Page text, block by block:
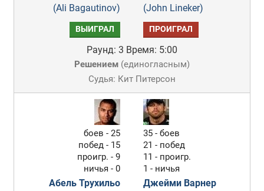
(Ali Bagautinov)
(John Lineker)
ВЫИГРАЛ ПРОИГРАЛ
Раунд: 3 Время: 5:00
Решением(единогласным)
Судья: Кит Питерсон
боев - 25
побед - 15
проигр. - 9
ничья - 0
Абель Трухильо
35 - боев
21 - побед
11 - проигр.
1 - ничья
Джейми Варнер